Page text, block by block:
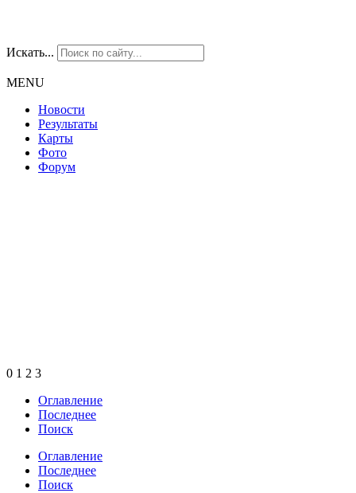
Искать...
MENU
Новости
Результаты
Карты
Фото
Форум
0 1 2 3
Оглавление
Последнее
Поиск
Оглавление
Последнее
Поиск